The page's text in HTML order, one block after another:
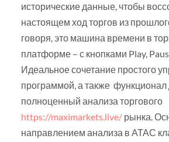
исторические данные, чтобы
настоящем ход торгов из
говоря, это машина времени в
платформе – с кнопками Play,
Идеальное сочетание простого
программой, а также функционал
полноценный анализа торгового
https://maximarkets.live/рынка.
направлением анализа в АТАС